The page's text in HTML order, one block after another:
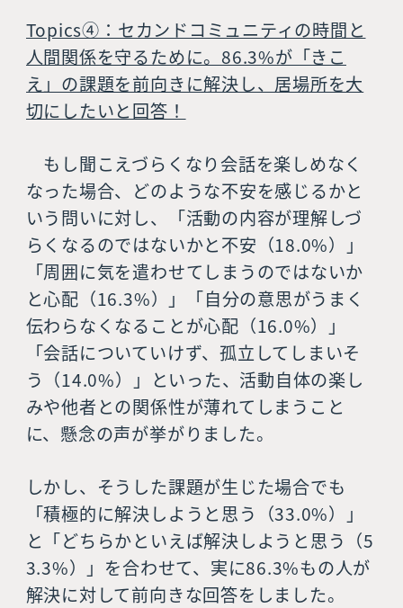
Topics④：セカンドコミュニティの時間と
人間関係を守るために。86.3%が「きこ
え」の課題を前向きに解決し、居場所を大
切にしたいと回答！
もし聞こえづらくなり会話を楽しめなく
なった場合、どのような不安を感じるかと
いう問いに対し、「活動の内容が理解しづ
らくなるのではないかと不安（18.0%）」
「周囲に気を遣わせてしまうのではないか
と心配（16.3%）」「自分の意思がうまく
伝わらなくなることが心配（16.0%）」
「会話についていけず、孤立してしまいそ
う（14.0%）」といった、活動自体の楽し
みや他者との関係性が薄れてしまうこと
に、懸念の声が挙がりました。
しかし、そうした課題が生じた場合でも
「積極的に解決しようと思う（33.0%）」
と「どちらかといえば解決しようと思う（5
3.3%）」を合わせて、実に86.3%もの人が
解決に対して前向きな回答をしました。